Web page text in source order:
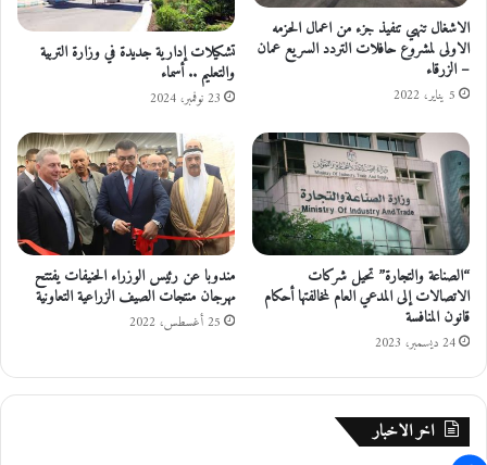
الاشغال تنهي تنفيذ جزء من اعمال الحزمه
الاولى لمشروع حافلات التردد السريع عمان
– الزرقاء
5 يناير، 2022
تشكيلات إدارية جديدة في وزارة التربية
والتعليم .. أسماء
23 نوفمبر، 2024
“الصناعة والتجارة” تحيل شركات
الاتصالات إلى المدعي العام لمخالفتها أحكام
قانون المنافسة
24 ديسمبر، 2023
مندوبا عن رئيس الوزراء الحنيفات يفتتح
مهرجان منتجات الصيف الزراعية التعاونية
25 أغسطس، 2022
اخر الاخبار